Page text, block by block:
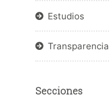
Estudios
Transparencia
Secciones